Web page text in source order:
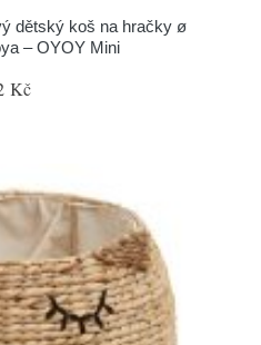
dětský koš na hračky ø
– OYOY Mini
Kč